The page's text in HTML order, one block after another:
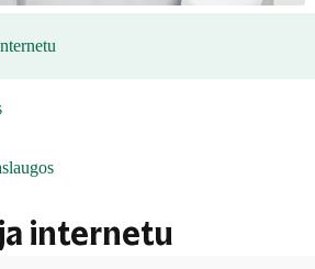
internetu